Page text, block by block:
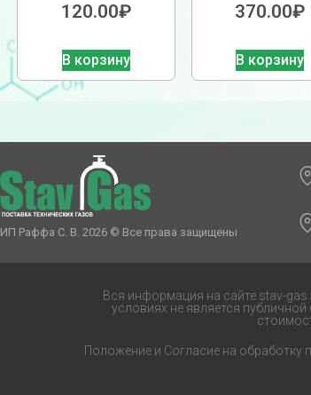
120.00₽
В корзину
370.00₽
В корзину
ИП Раффа С. В. 2026 © Все права защищены
Вся информация на сайте stav-
условиях не является
Положение и Согласие на обработку